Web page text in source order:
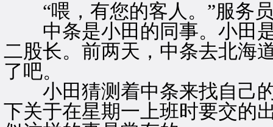
“喂，有您的客人。”服务员
中条是小田的同事。小田是
二股长。前两天，中条去北海
了吧。
小田猜测着中条来找自己的
下关于在星期一上班时要交的